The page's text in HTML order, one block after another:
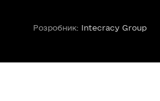
Розробник: Intecracy Group